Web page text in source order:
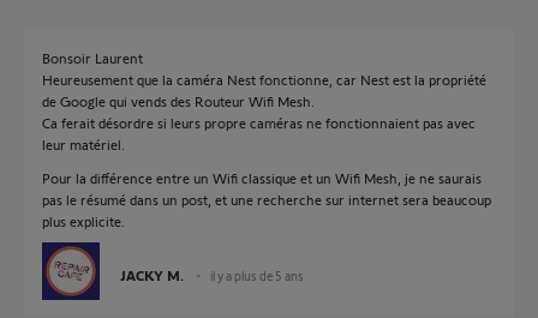
Bonsoir Laurent
Heureusement que la caméra Nest fonctionne, car Nest est la propriété
de Google qui vends des Routeur Wifi Mesh.
Ca ferait désordre si leurs propre caméras ne fonctionnaient pas avec
leur matériel.
Pour la différence entre un Wifi classique et un Wifi Mesh, je ne saurais
pas le résumé dans un post, et une recherche sur internet sera beaucoup
plus explicite.
JACKY M. il y a plus de 5 ans